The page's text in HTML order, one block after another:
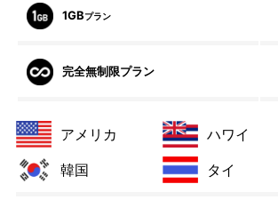
1GBプラン
完全無制限プラン
アメリカ
ハワイ
韓国
タイ